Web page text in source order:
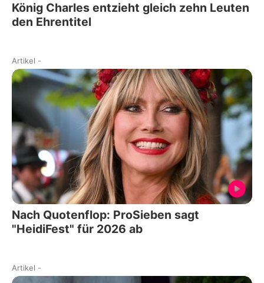
König Charles entzieht gleich zehn Leuten
den Ehrentitel
Artikel -
Nach Quotenflop: ProSieben sagt
"HeidiFest" für 2026 ab
Artikel -